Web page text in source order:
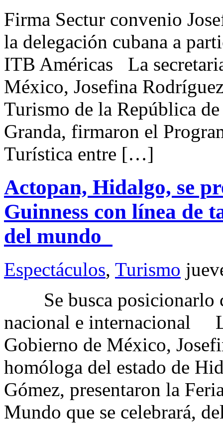
Firma Sectur convenio
la delegación cubana a
ITB Américas La
México, Josefina
Turismo de la República
Granda, firmaron el
Turística entre […]
Actopan, Hidalgo, se
Guinness con línea de
del mundo
Espectáculos, Turismo
Se busca posicionarlo
nacional e internacional
Gobierno de México,
homóloga del estado de
Gómez, presentaron la
Mundo que se celebrará,